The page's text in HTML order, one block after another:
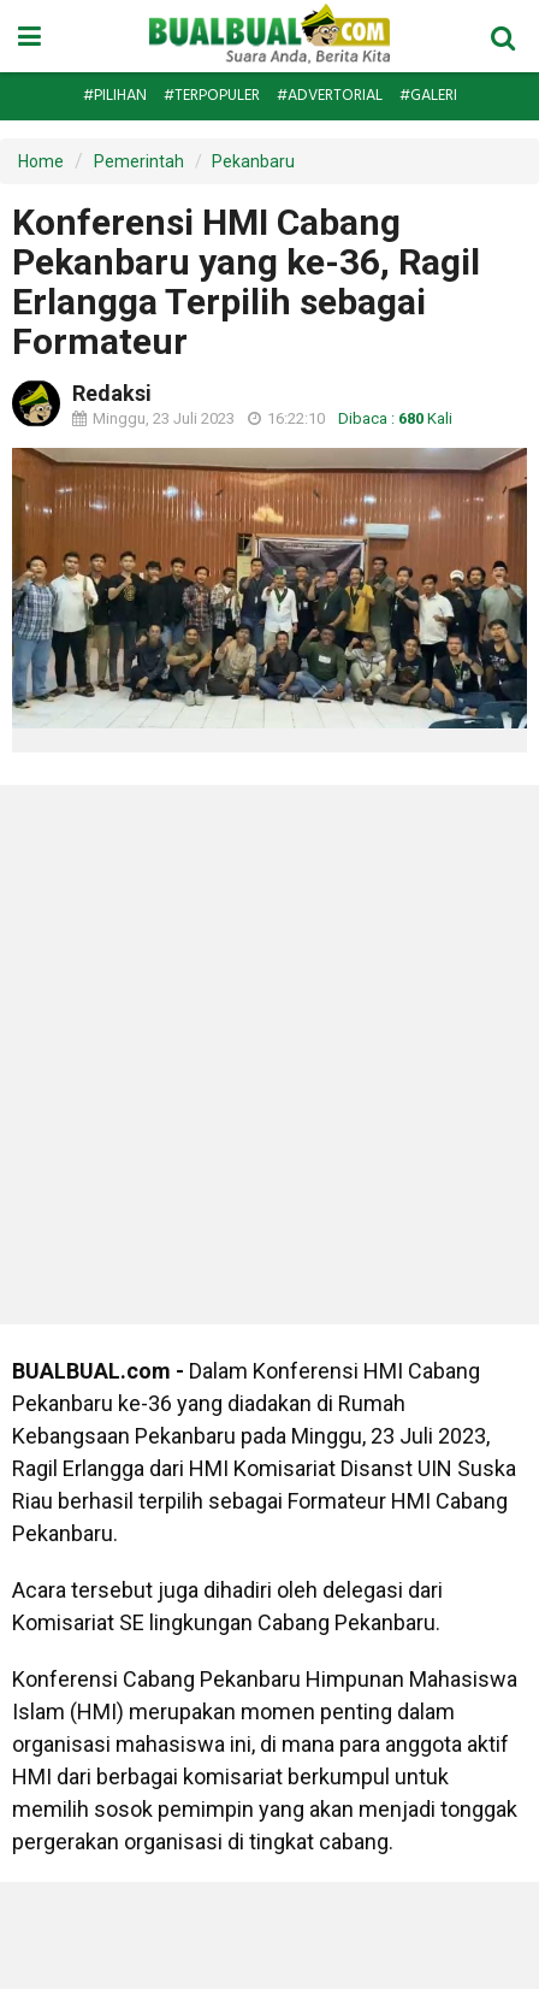
#PILIHAN #TERPOPULER #ADVERTORIAL #GALERI
Home Pemerintah Pekanbaru
Konferensi HMI Cabang
Pekanbaru yang ke-36, Ragil
Erlangga Terpilih sebagai
Formateur
Redaksi
Minggu, 23 Juli 2023 16:22:10 Dibaca : 680 Kali
BUALBUAL.com - Dalam Konferensi HMI Cabang
Pekanbaru ke-36 yang diadakan di Rumah
Kebangsaan Pekanbaru pada Minggu, 23 Juli 2023,
Ragil Erlangga dari HMI Komisariat Disanst UIN Suska
Riau berhasil terpilih sebagai Formateur HMI Cabang
Pekanbaru.
Acara tersebut juga dihadiri oleh delegasi dari
Komisariat SE lingkungan Cabang Pekanbaru.
Konferensi Cabang Pekanbaru Himpunan Mahasiswa
Islam (HMI) merupakan momen penting dalam
organisasi mahasiswa ini, di mana para anggota aktif
HMI dari berbagai komisariat berkumpul untuk
memilih sosok pemimpin yang akan menjadi tonggak
pergerakan organisasi di tingkat cabang.